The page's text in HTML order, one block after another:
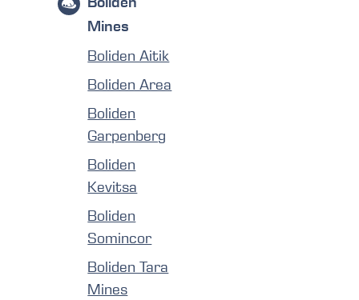
Mines
Boliden Aitik
Boliden Area
Boliden
Garpenberg
Boliden
Kevitsa
Boliden
Somincor
Boliden Tara
Mines